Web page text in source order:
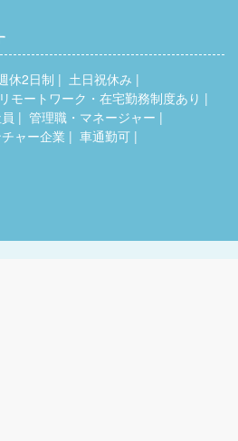
休2日制
土日祝休み
リモートワーク・在宅勤務制度あり
管理職・マネージャー
ャー企業
車通勤可